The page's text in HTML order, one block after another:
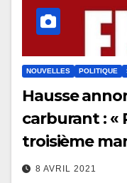
NOUVELLES POLITIQUE
Hausse
carburant : «
troisième
8 AVRIL 2021